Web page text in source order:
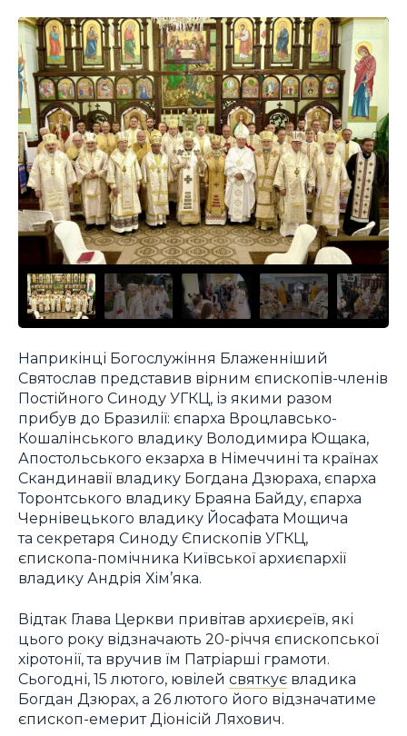
Наприкінці Богослужіння Блаженніший
Святослав представив вірним єпископів-членів
Постійного Синоду УГКЦ, із якими разом
прибув до Бразилії: єпарха Вроцлавсько-
Кошалінського владику Володимира Ющака,
Апостольського екзарха в Німеччині та країнах
Скандинавії владику Богдана Дзюраха, єпарха
Торонтського владику Браяна Байду, єпарха
Чернівецького владику Йосафата Мощича
та секретаря Синоду Єпископів УГКЦ,
єпископа-помічника Київської архиєпархії
владику Андрія Хім’яка.
Відтак Глава Церкви привітав архиєреїв, які
цього року відзначають 20-річчя єпископської
хіротонії, та вручив їм Патріарші грамоти.
Сьогодні, 15 лютого, ювілей святкує владика
Богдан Дзюрах, а 26 лютого його відзначатиме
єпископ-емерит Діонісій Ляхович.